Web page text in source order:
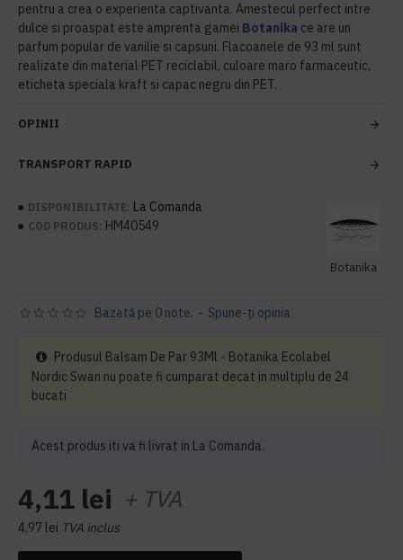
pentru a crea o experienta captivanta. Amestecul perfect intre
dulce si proaspat este amprenta gamei Botanika ce are un
parfum popular de vanilie si capsuni. Flacoanele de 93 ml sunt
realizate din material PET reciclabil, culoare maro farmaceutic,
eticheta speciala kraft si capac negru din PET.
OPINII
TRANSPORT RAPID
DISPONIBILITATE: La Comanda
COD PRODUS: HM40549
Botanika
Acest produs iti va fi livrat in La Comanda.
Bazată pe 0 note. - Spune-ţi opinia
4,11 lei + TVA
4,97 lei TVA inclus
Produsul Balsam De Par 93Ml - Botanika Ecolabel
Nordic Swan nu poate fi cumparat decat in multiplu de 24
bucati